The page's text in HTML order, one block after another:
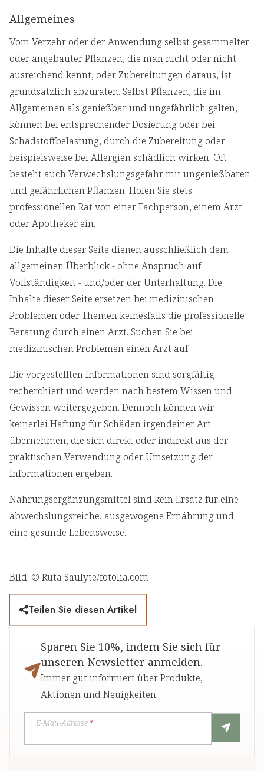
Allgemeines
Vom Verzehr oder der Anwendung selbst gesammelter
oder angebauter Pflanzen, die man nicht oder nicht
ausreichend kennt, oder Zubereitungen daraus, ist
grundsätzlich abzuraten. Selbst Pflanzen, die im
Allgemeinen als genießbar und ungefährlich gelten,
können bei entsprechender Dosierung oder bei
Schadstoffbelastung, durch die Zubereitung oder
beispielsweise bei Allergien schädlich wirken. Oft
besteht auch Verwechslungsgefahr mit ungenießbaren
und gefährlichen Pflanzen. Holen Sie stets
professionellen Rat von einer Fachperson, einem Arzt
oder Apotheker ein.
Die Inhalte dieser Seite dienen ausschließlich dem
allgemeinen Überblick - ohne Anspruch auf
Vollständigkeit - und/oder der Unterhaltung. Die
Inhalte dieser Seite ersetzen bei medizinischen
Problemen oder Themen keinesfalls die professionelle
Beratung durch einen Arzt. Suchen Sie bei
medizinischen Problemen einen Arzt auf.
Die vorgestellten Informationen sind sorgfältig
recherchiert und werden nach bestem Wissen und
Gewissen weitergegeben. Dennoch können wir
keinerlei Haftung für Schäden irgendeiner Art
übernehmen, die sich direkt oder indirekt aus der
praktischen Verwendung oder Umsetzung der
Informationen ergeben.
Nahrungsergänzungsmittel sind kein Ersatz für eine
abwechslungsreiche, ausgewogene Ernährung und
eine gesunde Lebensweise.
Bild: © Ruta Saulyte/fotolia.com
Teilen Sie diesen Artikel
Sparen Sie 10%, indem Sie sich für
unseren Newsletter anmelden.
Immer gut informiert über Produkte,
Aktionen und Neuigkeiten.
E-Mail-Adresse *